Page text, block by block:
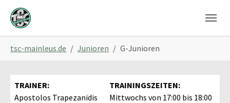
Skip to main navigation
Skip to main content
Skip to page footer
tsc-mainleus.de Junioren G-Junioren
TRAINER:
Apostolos Trapezanidis
TRAININGSZEITEN:
Mittwochs von 17:00 bis 18:00